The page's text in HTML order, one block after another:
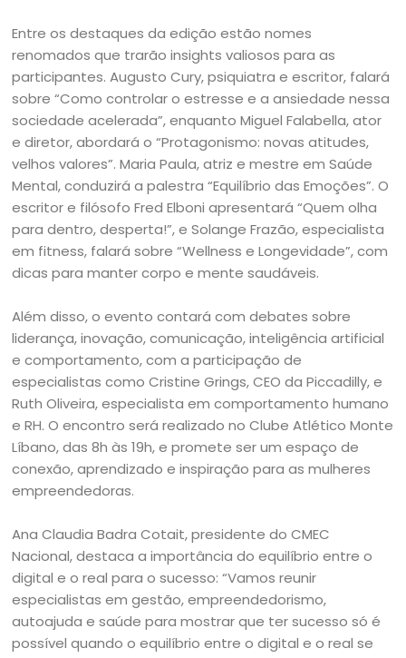
Entre os destaques da edição estão nomes
renomados que trarão insights valiosos para as
participantes. Augusto Cury, psiquiatra e escritor, falará
sobre “Como controlar o estresse e a ansiedade nessa
sociedade acelerada”, enquanto Miguel Falabella, ator
e diretor, abordará o “Protagonismo: novas atitudes,
velhos valores”. Maria Paula, atriz e mestre em Saúde
Mental, conduzirá a palestra “Equilíbrio das Emoções”. O
escritor e filósofo Fred Elboni apresentará “Quem olha
para dentro, desperta!”, e Solange Frazão, especialista
em fitness, falará sobre “Wellness e Longevidade”, com
dicas para manter corpo e mente saudáveis.
Além disso, o evento contará com debates sobre
liderança, inovação, comunicação, inteligência artificial
e comportamento, com a participação de
especialistas como Cristine Grings, CEO da Piccadilly, e
Ruth Oliveira, especialista em comportamento humano
e RH. O encontro será realizado no Clube Atlético Monte
Líbano, das 8h às 19h, e promete ser um espaço de
conexão, aprendizado e inspiração para as mulheres
empreendedoras.
Ana Claudia Badra Cotait, presidente do CMEC
Nacional, destaca a importância do equilíbrio entre o
digital e o real para o sucesso: “Vamos reunir
especialistas em gestão, empreendedorismo,
autoajuda e saúde para mostrar que ter sucesso só é
possível quando o equilíbrio entre o digital e o real se